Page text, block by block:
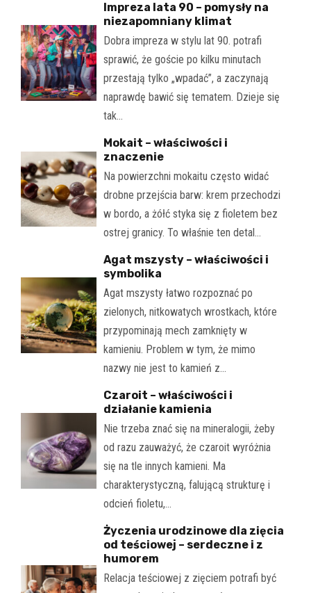
Impreza lata 90 – pomysły na
niezapomniany klimat
Dobra impreza w stylu lat 90. potrafi
sprawić, że goście po kilku minutach
przestają tylko „wpadać”, a zaczynają
naprawdę bawić się tematem. Dzieje się
tak…
Mokait – właściwości i
znaczenie
Na powierzchni mokaitu często widać
drobne przejścia barw: krem przechodzi
w bordo, a żółć styka się z fioletem bez
ostrej granicy. To właśnie ten detal…
Agat mszysty – właściwości i
symbolika
Agat mszysty łatwo rozpoznać po
zielonych, nitkowatych wrostkach, które
przypominają mech zamknięty w
kamieniu. Problem w tym, że mimo
nazwy nie jest to kamień z…
Czaroit – właściwości i
działanie kamienia
Nie trzeba znać się na mineralogii, żeby
od razu zauważyć, że czaroit wyróżnia
się na tle innych kamieni. Ma
charakterystyczną, falującą strukturę i
odcień fioletu,…
Życzenia urodzinowe dla zięcia
od teściowej – serdeczne i z
humorem
Relacja teściowej z zięciem potrafi być